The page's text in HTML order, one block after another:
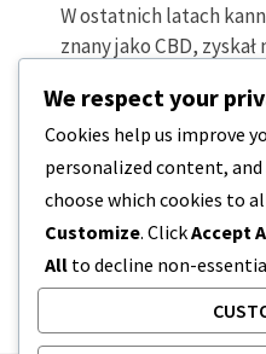
W ostatnich latach
znany jako CBD,
zdrowotne. Od
5 MINUTY CZYTANIA
We respect your
Cookies help us improve
personalized content, and
choose which cookies to
Customize. ClickAccept
All to decline non-